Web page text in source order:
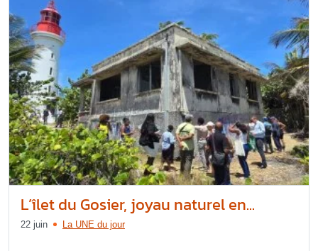
L’îlet du Gosier, joyau naturel en...
22 juin La UNE du jour